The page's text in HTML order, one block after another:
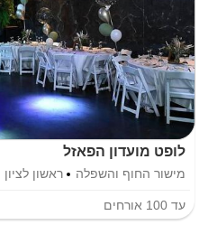
לופט מועדון הפאזל
מישור החוף והשפלה ראשון לציון
עד 100 אורחים